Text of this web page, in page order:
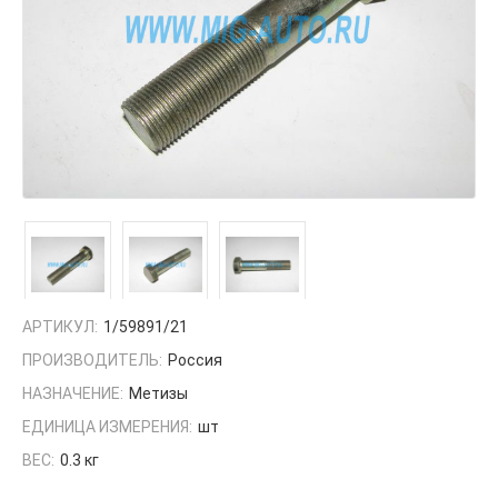
АРТИКУЛ: 1/59891/21
ПРОИЗВОДИТЕЛЬ: Россия
НАЗНАЧЕНИЕ: Метизы
ЕДИНИЦА ИЗМЕРЕНИЯ: шт
ВЕС: 0.3 кг